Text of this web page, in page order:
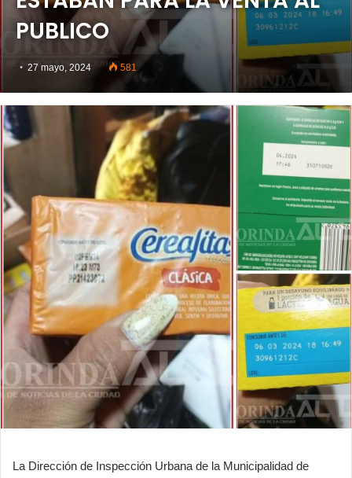
PUBLICO
27 mayo, 2024 581
La Dirección de Inspección Urbana de la Municipalidad de